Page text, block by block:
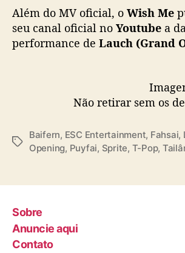
Além do MV oficial, o Wish Me
seu canal oficial no Youtube a
performance de Lauch (Grand
Não retirar sem os
T
Baifern, ESC Entertainment, Fahsai,
Opening, Puyfai, Sprite, T-Pop,
Sobre
Anuncie aqui
Contato